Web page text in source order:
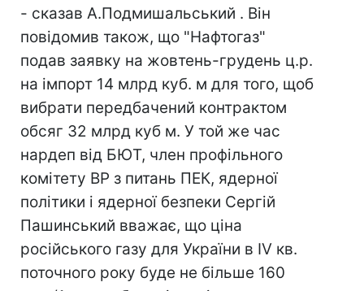
- сказав А.Подмишальський . Він
повідомив також, що "Нафтогаз"
подав заявку на жовтень-грудень ц.р.
на імпорт 14 млрд куб. м для того, щоб
вибрати передбачений контрактом
обсяг 32 млрд куб м. У той же час
нардеп від БЮТ, член профільного
комітету ВР з питань ПЕК, ядерної
політики і ядерної безпеки Сергій
Пашинський вважає, що ціна
російського газу для України в IV кв.
поточного року буде не більше 160